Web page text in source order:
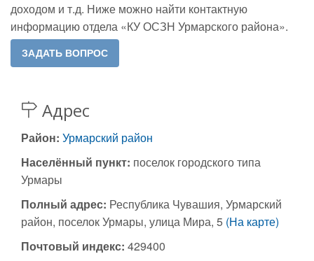
доходом и т.д. Ниже можно найти контактную
информацию отдела «КУ ОСЗН Урмарского района».
Адрес
Район: Урмарский район
Населённый пункт: поселок городского типа
Урмары
Полный адрес: Республика Чувашия, Урмарский
район, поселок Урмары, улица Мира, 5 (На карте)
Почтовый индекс: 429400